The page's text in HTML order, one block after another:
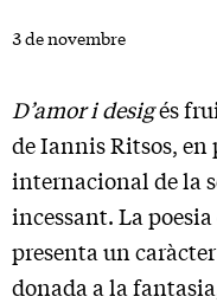
3 de novembre
D’amor i desigés
de Iannis Ritsos, en
internacional de la
incessant. La
presenta un
donada a la